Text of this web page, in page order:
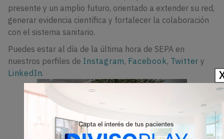
presente y un amplio futuro, orientado a extender su red,
generar evidencia científica y fortalecer la colaboración
con el sistema sanitario.
Puedes estar al día de la última hora de SEPA en
nuestros perfiles de Instagram, Facebook, Twitter y
LinkedIn.